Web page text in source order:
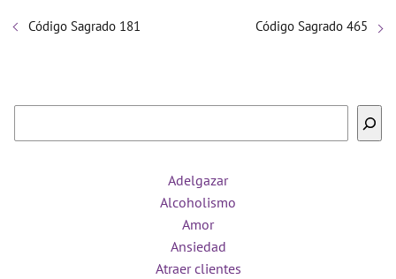
Código Sagrado 181 Código Sagrado 465
Adelgazar
Alcoholismo
Amor
Ansiedad
Atraer clientes